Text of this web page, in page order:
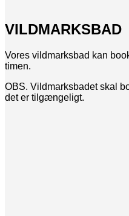
VILDMARKSBAD
Vores vildmarksbad kan
timen.
OBS. Vildmarksbadet skal
det er tilgængeligt.